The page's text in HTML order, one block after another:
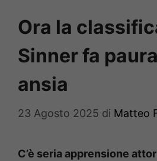
Ora la
Sinner fa
ansia
23 Agosto 2025 di Matteo
C’è seria apprensione